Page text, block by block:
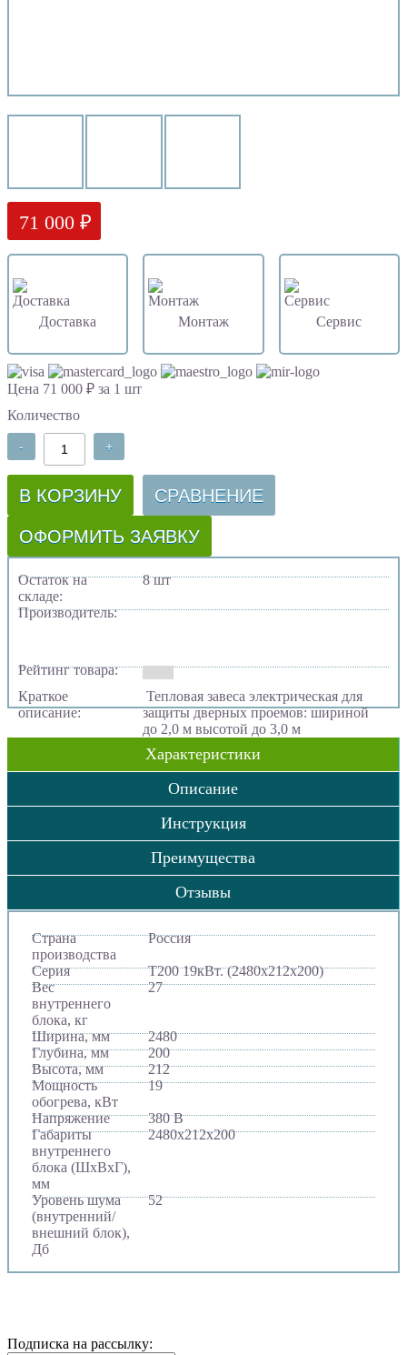
71 000 ₽
Доставка Монтаж Сервис
Цена 71 000 ₽ за 1 шт
Количество
- +
В КОРЗИНУ СРАВНЕНИЕ
ОФОРМИТЬ ЗАЯВКУ
Остаток на
складе:
8 шт
Производитель:
Рейтинг товара:
Краткое
описание:
Тепловая завеса электрическая для
защиты дверных проемов: шириной
до 2,0 м высотой до 3,0 м
Характеристики
Описание
Инструкция
Преимущества
Отзывы
Страна
производства
Россия
Серия
Т200 19кВт. (2480х212х200)
Вес
внутреннего
блока, кг
27
Ширина, мм
2480
Глубина, мм
200
Высота, мм
212
Мощность
обогрева, кВт
19
Напряжение
380 В
Габариты
внутреннего
блока (ШхВхГ),
мм
2480х212х200
Уровень шума
(внутренний/
внешний блок),
Дб
52
Подписка на рассылку: